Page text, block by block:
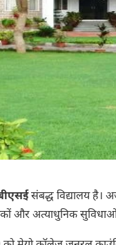
संबद्ध विद्यालय है।
और अत्याधुनिक